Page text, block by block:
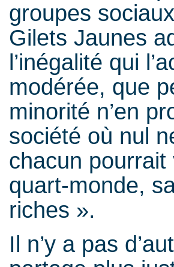
groupes
Gilets Jaunes
l’inégalité qui
modérée, que
minorité n’en
société où nul
chacun
quart-monde,
riches ».
Il n’y a pas